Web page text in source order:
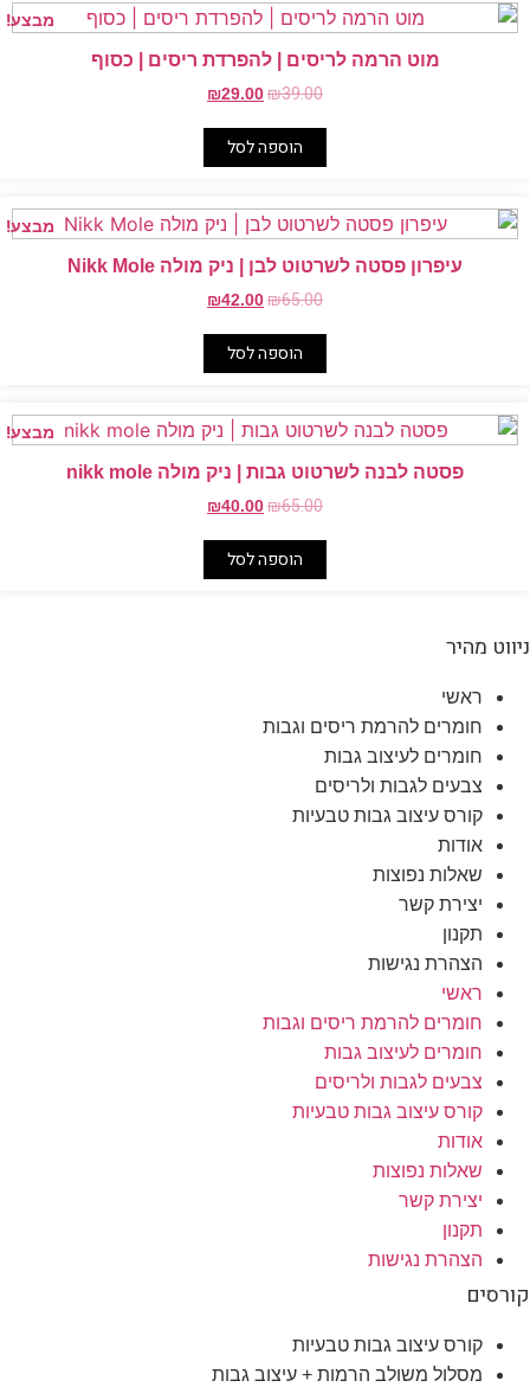
מבצע!
מוט הרמה לריסים | להפרדת ריסים | כסוף
₪39.00
המחיר
היה:
₪39.00.
₪29.00
המחיר
₪29.00.
הוספה לסל
מבצע!
עיפרון פסטה לשרטוט לבן | ניק מולה Nikk Mole
₪65.00
המחיר
היה:
₪65.00.
₪42.00
המחיר
₪42.00.
הוספה לסל
מבצע!
פסטה לבנה לשרטוט גבות | ניק מולה nikk mole
₪65.00
המחיר
היה:
₪65.00.
₪40.00
המחיר
₪40.00.
הוספה לסל
מהיר
ראשי
חומרים להרמת ריסים וגבות
חומרים לעיצוב גבות
צבעים לגבות ולריסים
קורס עיצוב גבות טבעיות
אודות
שאלות נפוצות
יצירת קשר
תקנון
הצהרת נגישות
ראשי
חומרים להרמת ריסים וגבות
חומרים לעיצוב גבות
צבעים לגבות ולריסים
קורס עיצוב גבות טבעיות
אודות
שאלות נפוצות
יצירת קשר
תקנון
הצהרת נגישות
קורס עיצוב גבות טבעיות
מסלול משולב הרמות + עיצוב גבות​